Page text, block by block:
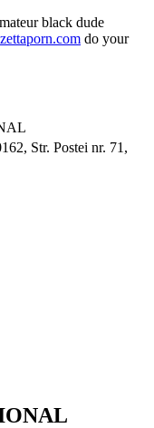
black dude
do your
Str. Postei nr. 71,